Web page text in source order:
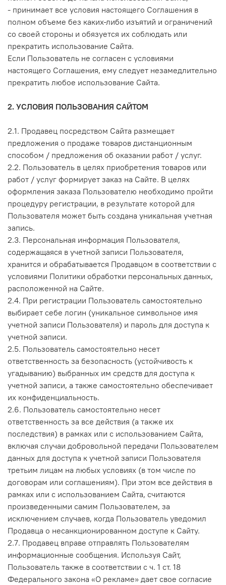
- принимает все условия настоящего Соглашения в
полном объеме без каких-либо изъятий и ограничений
со своей стороны и обязуется их соблюдать или
прекратить использование Сайта.
Если Пользователь не согласен с условиями
настоящего Соглашения, ему следует незамедлительно
прекратить любое использование Сайта.
2. УСЛОВИЯ ПОЛЬЗОВАНИЯ САЙТОМ
2.1. Продавец посредством Сайта размещает
предложения о продаже товаров дистанционным
способом / предложения об оказании работ / услуг.
2.2. Пользователь в целях приобретения товаров или
работ / услуг формирует заказ на Сайте. В целях
оформления заказа Пользователю необходимо пройти
процедуру регистрации, в результате которой для
Пользователя может быть создана уникальная учетная
запись.
2.3. Персональная информация Пользователя,
содержащаяся в учетной записи Пользователя,
хранится и обрабатывается Продавцом в соответствии с
условиями Политики обработки персональных данных,
расположенной на Сайте.
2.4. При регистрации Пользователь самостоятельно
выбирает себе логин (уникальное символьное имя
учетной записи Пользователя) и пароль для доступа к
учетной записи.
2.5. Пользователь самостоятельно несет
ответственность за безопасность (устойчивость к
угадыванию) выбранных им средств для доступа к
учетной записи, а также самостоятельно обеспечивает
их конфиденциальность.
2.6. Пользователь самостоятельно несет
ответственность за все действия (а также их
последствия) в рамках или с использованием Сайта,
включая случаи добровольной передачи Пользователем
данных для доступа к учетной записи Пользователя
третьим лицам на любых условиях (в том числе по
договорам или соглашениям). При этом все действия в
рамках или с использованием Сайта, считаются
произведенными самим Пользователем, за
исключением случаев, когда Пользователь уведомил
Продавца о несанкционированном доступе к Сайту.
2.7. Продавец вправе отправлять Пользователям
информационные сообщения. Используя Сайт,
Пользователь также в соответствии с ч. 1 ст. 18
Федерального закона «О рекламе» дает свое согласие